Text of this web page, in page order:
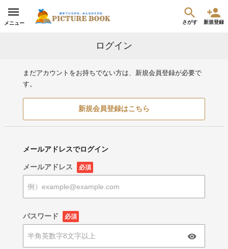
メニュー さがす 新規登録
ログイン
まだアカウントをお持ちでない方は、新規会員登録が必要で
す。
新規会員登録はこちら
メールアドレスでログイン
メールアドレス 必須
パスワード 必須